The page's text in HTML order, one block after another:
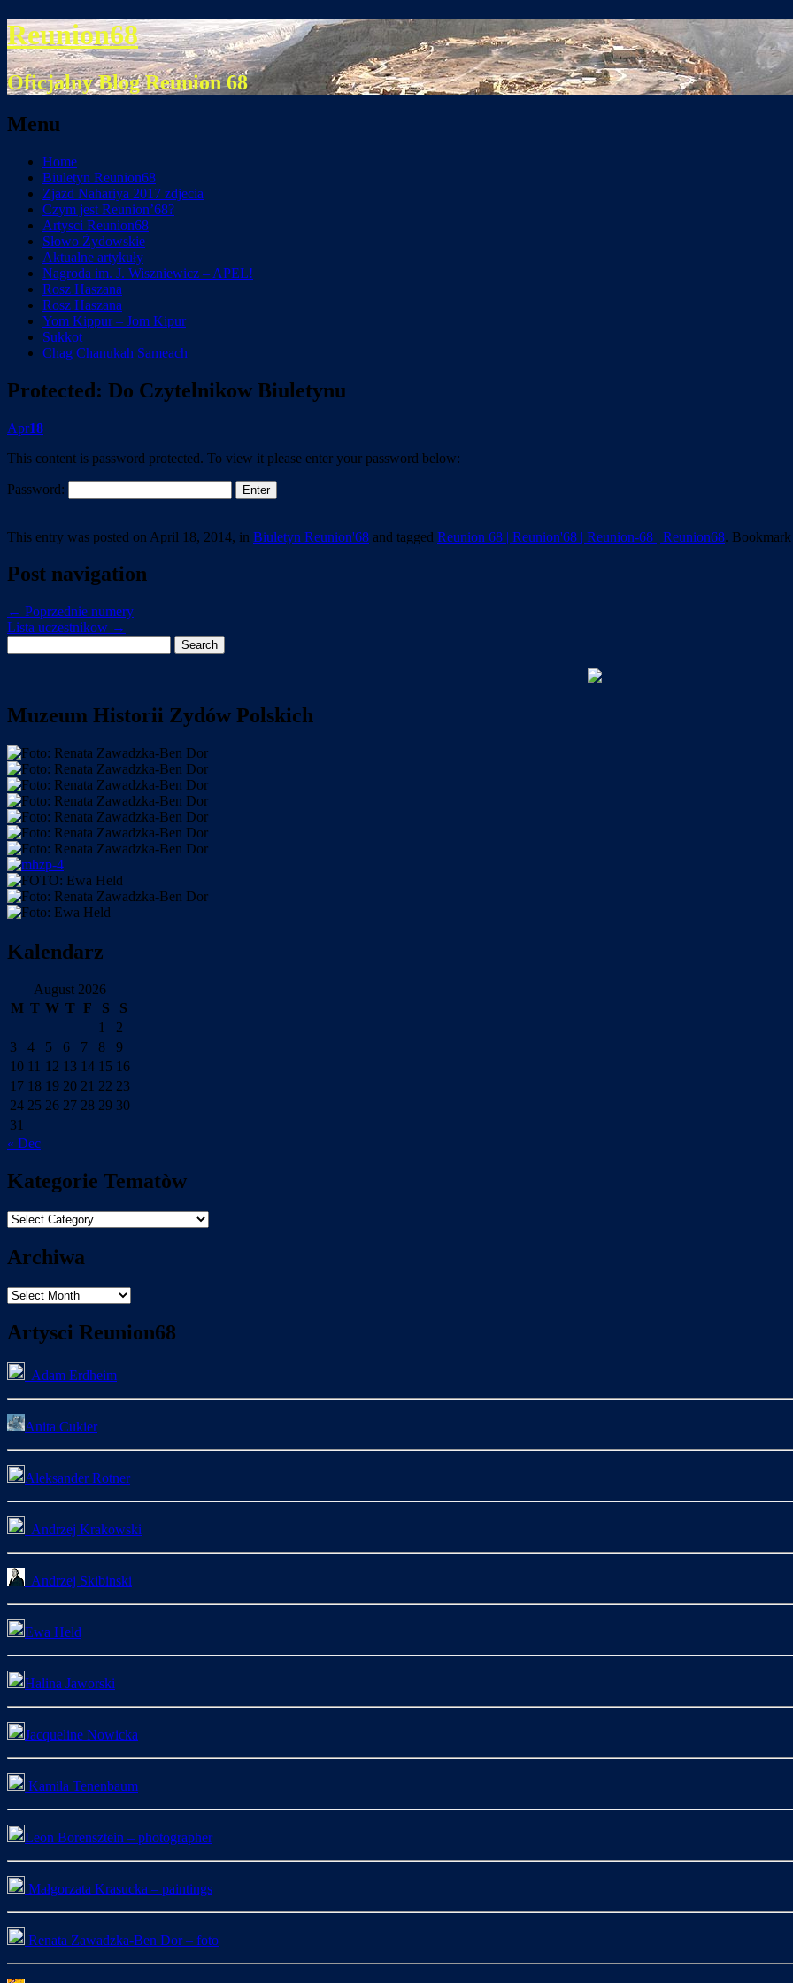
Reunion68
Oficjalny Blog Reunion 68
Menu
Skip
content
Home
Biuletyn Reunion68
Zjazd Nahariya 2017 zdjecia
Czym jest Reunion’68?
Artysci Reunion68
Słowo Żydowskie
Aktualne artykuły
Nagroda im. J. Wiszniewicz – APEL!
Rosz Haszana
Rosz Haszana
Yom Kippur – Jom Kipur
Sukkot
Chag Chanukah Sameach
Protected: Do Czytelnikow Biuletynu
Apr18
This content is password protected. To view it please enter your password below:
Password:
This entry was posted on April 18, 2014, in Biuletyn Reunion'68 and tagged Reunion 68 | Reunion'68 | Reunion-68 | Reunion68. Bookmark
Post navigation
← Poprzednie numery
Lista uczestnikow →
for:
Muzeum Historii Zydów Polskich
Kalendarz
August 2026
M T W T F S
S
1
2
3
4 5 6 7 8
9
10 11 12 13 14 15 16
17 18 19 20 21 22 23
24 25 26 27 28 29 30
31
« Dec
Kategorie Tematòw
Kategorie
Archiwa
Archiwa
Artysci Reunion68
Adam Erdheim
Anita Cukier
Aleksander Rotner
Andrzej Krakowski
Andrzej Skibinski
Ewa Held
Halina Jaworski
Jacqueline Nowicka
Kamila Tenenbaum
Leon Borensztein – photographer
Małgorzata Krasucka – paintings
Renata Zawadzka-Ben Dor – foto